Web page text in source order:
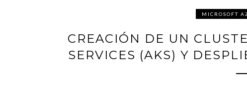
MICROSOFT
CREACIÓN DE UN
SERVICES (AKS) Y